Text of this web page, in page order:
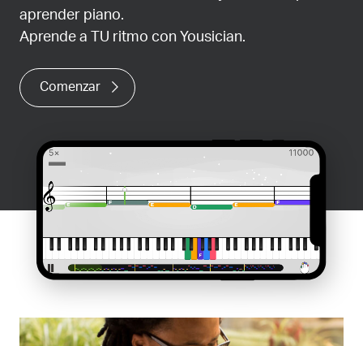
aprender piano.
Aprende a TU ritmo con Yousician.
Comenzar